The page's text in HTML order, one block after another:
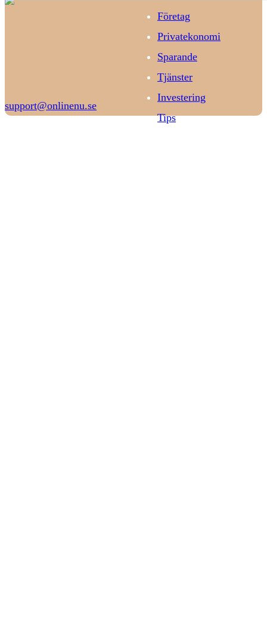
Företag
Privatekonomi
Sparande
Tjänster
Investering
Tips
support@onlinenu.se